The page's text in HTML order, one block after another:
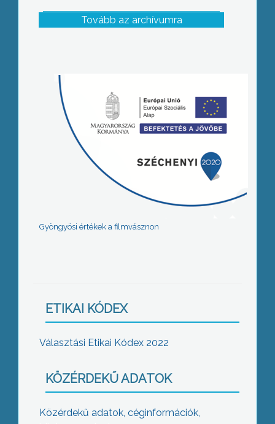
Tovább az archívumra
Gyöngyösi értékek a filmvásznon
ETIKAI KÓDEX
Választási Etikai Kódex 2022
KÖZÉRDEKŰ ADATOK
Közérdekű adatok, céginformációk,